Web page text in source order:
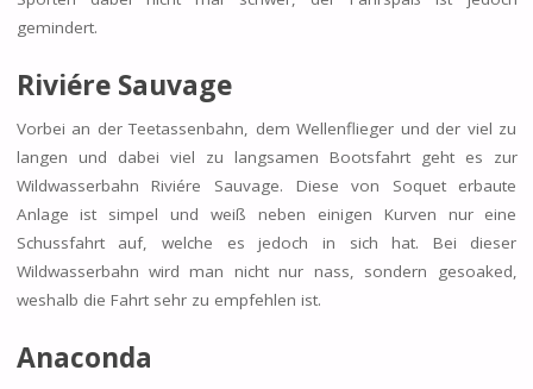
gemindert.
Riviére Sauvage
Vorbei an der Teetassenbahn, dem Wellenflieger und der viel zu
langen und dabei viel zu langsamen Bootsfahrt geht es zur
Wildwasserbahn Riviére Sauvage. Diese von Soquet erbaute
Anlage ist simpel und weiß neben einigen Kurven nur eine
Schussfahrt auf, welche es jedoch in sich hat. Bei dieser
Wildwasserbahn wird man nicht nur nass, sondern gesoaked,
weshalb die Fahrt sehr zu empfehlen ist.
Anaconda